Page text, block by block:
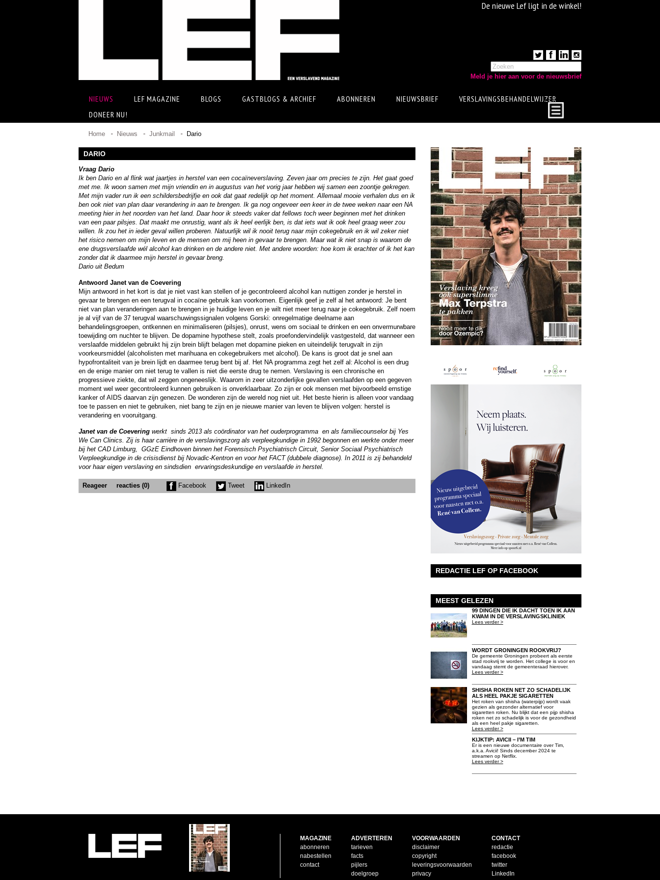
De nieuwe Lef ligt in de winkel!
Meld je hier aan voor de nieuwsbrief
NIEUWS LEF MAGAZINE BLOGS GASTBLOGS & ARCHIEF ABONNEREN NIEUWSBRIEF
VERSLAVINGSBEHANDELWIJZER
DONEER NU!
Home Nieuws Junkmail Dario
DARIO
Vraag Dario
Ik ben Dario en al flink wat jaartjes in herstel van een cocaïneverslaving. Zeven jaar om precies te zijn. Het gaat goed
met me. Ik woon samen met mijn vriendin en in augustus van het vorig jaar hebben wij samen een zoontje gekregen.
Met mijn vader run ik een schildersbedrijfje en ook dat gaat redelijk op het moment. Allemaal mooie verhalen dus en ik
ben ook niet van plan daar verandering in aan te brengen. Ik ga nog ongeveer een keer in de twee weken naar een NA
meeting hier in het noorden van het land. Daar hoor ik steeds vaker dat fellows toch weer beginnen met het drinken
van een paar pilsjes. Dat maakt me onrustig, want als ik heel eerlijk ben, is dat iets wat ik ook heel graag weer zou
willen. Ik zou het in ieder geval willen proberen. Natuurlijk wil ik nooit terug naar mijn cokegebruik en ik wil zeker niet
het risico nemen om mijn leven en de mensen om mij heen in gevaar te brengen. Maar wat ik niet snap is waarom de
ene drugsverslaafde wél alcohol kan drinken en de andere niet. Met andere woorden: hoe kom ik erachter of ik het kan
zonder dat ik daarmee mijn herstel in gevaar breng.
Dario uit Bedum
Antwoord Janet van de Coevering
Mijn antwoord in het kort is dat je niet vast kan stellen of je gecontroleerd alcohol kan nuttigen zonder je herstel in
gevaar te brengen en een terugval in cocaïne gebruik kan voorkomen. Eigenlijk geef je zelf al het antwoord: Je bent
niet van plan veranderingen aan te brengen in je huidige leven en je wilt niet meer terug naar je cokegebruik. Zelf noem
je al vijf van de 37 terugval waarschuwingssignalen volgens Gorski: onregelmatige deelname aan
behandelingsgroepen, ontkennen en minimaliseren (pilsjes), onrust, wens om sociaal te drinken en een onvermurwbare
toewijding om nuchter te blijven. De dopamine hypothese stelt, zoals proefondervindelijk vastgesteld, dat wanneer een
verslaafde middelen gebruikt hij zijn brein blijft belagen met dopamine pieken en uiteindelijk terugvalt in zijn
voorkeursmiddel (alcoholisten met marihuana en cokegebruikers met alcohol). De kans is groot dat je snel aan
hypofrontaliteit van je brein lijdt en daarmee terug bent bij af. Het NA programma zegt het zelf al: Alcohol is een drug
en de enige manier om niet terug te vallen is niet die eerste drug te nemen. Verslaving is een chronische en
progressieve ziekte, dat wil zeggen ongeneeslijk. Waarom in zeer uitzonderlijke gevallen verslaafden op een gegeven
moment wel weer gecontroleerd kunnen gebruiken is onverklaarbaar. Zo zijn er ook mensen met bijvoorbeeld ernstige
kanker of AIDS daarvan zijn genezen. De wonderen zijn de wereld nog niet uit. Het beste hierin is alleen voor vandaag
toe te passen en niet te gebruiken, niet bang te zijn en je nieuwe manier van leven te blijven volgen: herstel is
verandering en vooruitgang.
Janet van de Coevering werkt sinds 2013 als coördinator van het ouderprogramma en als familiecounselor bij Yes
We Can Clinics. Zij is haar carrière in de verslavingszorg als verpleegkundige in 1992 begonnen en werkte onder meer
bij het CAD Limburg, GGzE Eindhoven binnen het Forensisch Psychiatrisch Circuit, Senior Sociaal Psychiatrisch
Verpleegkundige in de crisisdienst bij Novadic-Kentron en voor het FACT (dubbele diagnose). In 2011 is zij behandeld
voor haar eigen verslaving en sindsdien ervaringsdeskundige en verslaafde in herstel.
Reageer reacties (0) Facebook Tweet LinkedIn
REDACTIE LEF OP FACEBOOK
MEEST GELEZEN
99 DINGEN DIE IK DACHT TOEN IK AAN
KWAM IN DE VERSLAVINGSKLINIEK
Lees verder >
WORDT GRONINGEN ROOKVRIJ?
De gemeente Groningen probeert als eerste
stad rookvrij te worden. Het college is voor en
vandaag stemt de gemeenteraad hierover.
Lees verder >
SHISHA ROKEN NET ZO SCHADELIJK
ALS HEEL PAKJE SIGARETTEN
Het roken van shisha (waterpijp) wordt vaak
gezien als gezonder alternatief voor
sigaretten roken. Nu blijkt dat een pijp shisha
roken net zo schadelijk is voor de gezondheid
als een heel pakje sigaretten.
Lees verder >
KIJKTIP: AVICII – I’M TIM
Er is een nieuwe documentaire over Tim,
a.k.a. Avicii! Sinds december 2024 te
streamen op Netflix.
Lees verder >
MAGAZINE
abonneren
nabestellen
contact
ADVERTEREN
tarieven
facts
pijlers
doelgroep
VOORWAARDEN
disclaimer
copyright
leveringsvoorwaarden
privacy
CONTACT
redactie
facebook
twitter
LinkedIn